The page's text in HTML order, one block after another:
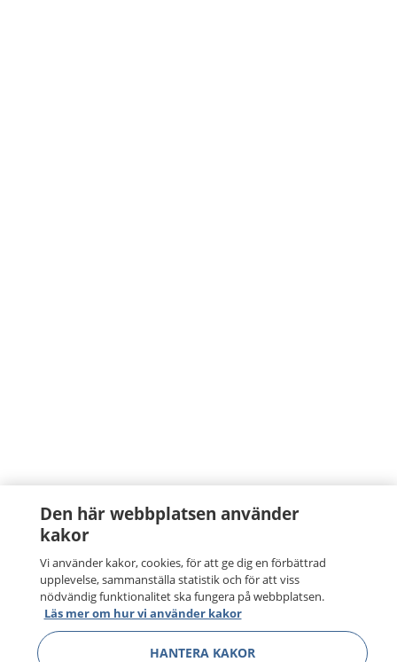
Den här webbplatsen använder
kakor
Vi använder kakor, cookies, för att ge dig en förbättrad
upplevelse, sammanställa statistik och för att viss
nödvändig funktionalitet ska fungera på webbplatsen.
Läs mer om hur vi använder kakor
HANTERA KAKOR